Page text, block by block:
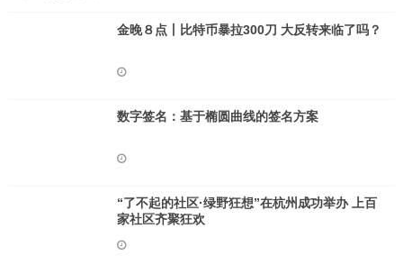
金晚８点丨比特币暴拉300刀 大反转来临了吗？
数字签名：基于椭圆曲线的签名方案
“了不起的社区·绿野狂想”在杭州成功举办 上百
家社区齐聚狂欢